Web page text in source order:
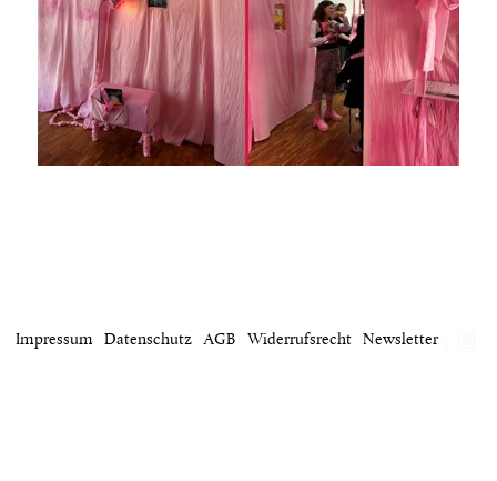
Impressum Datenschutz AGB Widerrufsrecht Newsletter